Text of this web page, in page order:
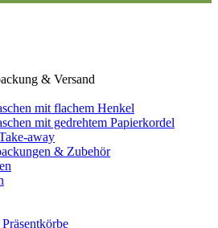
& Versand
mit flachem Henkel
mit gedrehtem Papierkordel
away
& Zubehör